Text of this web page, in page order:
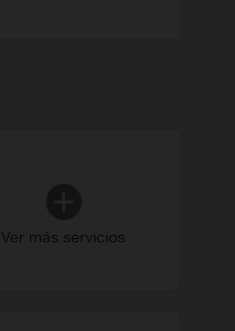
Ver más servicios